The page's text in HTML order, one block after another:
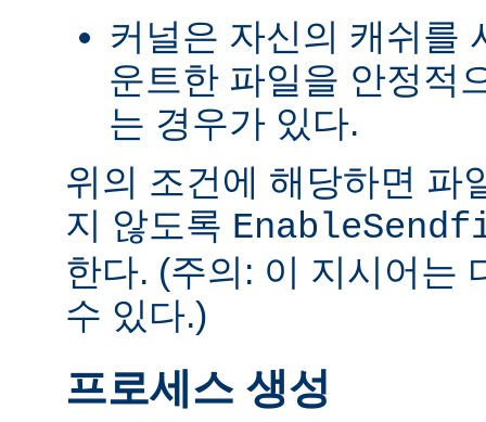
커널은 자신의 캐쉬를
운트한 파일을 안정적
는 경우가 있다.
위의 조건에 해당하면 파
지 않도록
한다. (주의: 이 지시어는
수 있다.)
프로세스 생성